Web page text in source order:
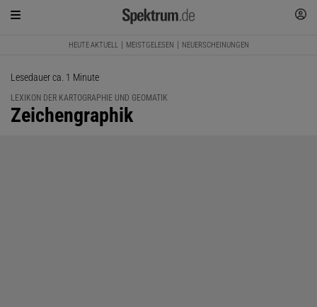
HEUTE AKTUELL MEISTGELESEN NEUERSCHEINUNGEN
Lesedauer ca. 1 Minute
LEXIKON DER KARTOGRAPHIE UND GEOMATIK
:
Zeichengraphik